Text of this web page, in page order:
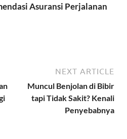
Asuransi Perjalanan
NEXT ARTICLE
Muncul Benjolan di Bibir
tapi Tidak Sakit? Kenali
Penyebabnya